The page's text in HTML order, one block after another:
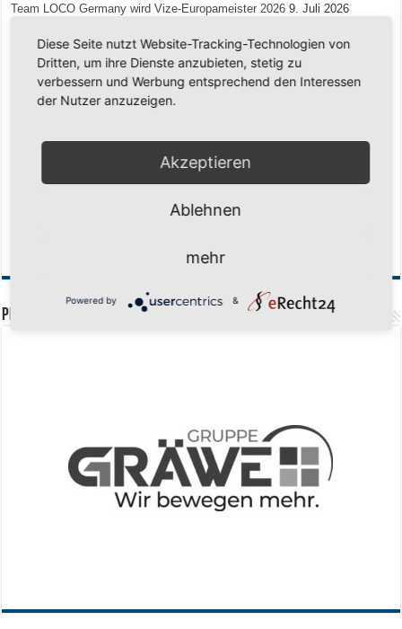
Team LOCO Germany wird Vize-Europameister 2026 9. Juli 2026
Reise nach Berlin – 4 Talente aus Hagener Vereinen mit dem WBV
unterwegs 18. Juni 2026
Saison 2026/2027 Trainingszeiten Jugend 15. Mai 2026
Regionalliga-Meister SV Haspe 70
Zum Heimabschluss ein Ausrufezeichen
Mission Titelverteidigung: LOCO Express greift nach dem fünften Titel in
6. Mai 2026
PREMIUMPARTNER
Diese Seite nutzt Website-Tracking-Technologien von
Dritten, um ihre Dienste anzubieten, stetig zu
verbessern und Werbung entsprechend den Interessen
der Nutzer anzuzeigen.
Akzeptieren
Ablehnen
mehr
Powered by &